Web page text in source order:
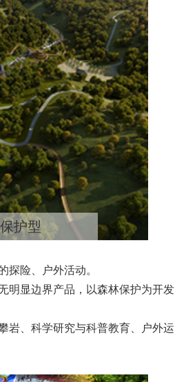
护型
探险、户外活动。
明显边界产品，以森林保护为开发
岩、科学研究与科普教育、户外运